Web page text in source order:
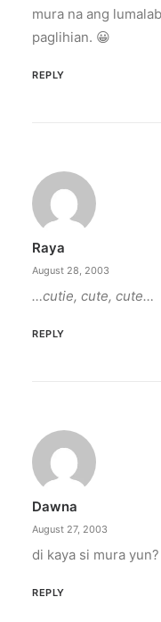
mura na ang
paglihian. 😀
REPLY
Raya
August 28, 2003
…cutie, cute, cute…
REPLY
Dawna
August 27, 2003
di kaya si mura
REPLY